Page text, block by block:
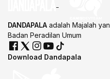
DANDAPALA adalah Majalah
Badan Peradilan Umum
Download Dandapala